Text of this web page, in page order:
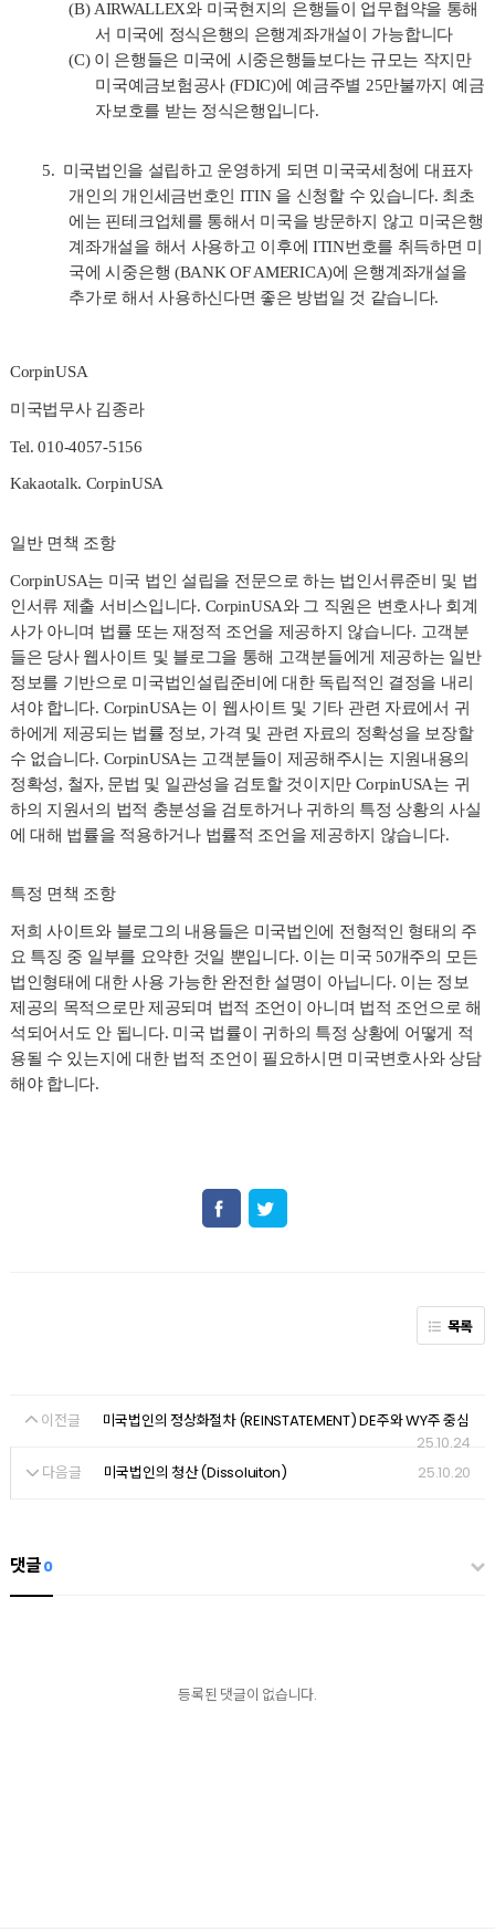
(B) AIRWALLEX와 미국현지의 은행들이 업무협약을 통해
서 미국에 정식은행의 은행계좌개설이 가능합니다
(C) 이 은행들은 미국에 시중은행들보다는 규모는 작지만
미국예금보험공사(FDIC)에 예금주별 25만불까지 예금
자보호를 받는 정식은행입니다.
5. 미국법인을 설립하고 운영하게 되면 미국국세청에 대표자
개인의 개인세금번호인
ITIN 을 신청할 수 있습니다. 최초
에는 핀테크업체를 통해서 미국을 방문하지 않고 미국은행
계좌개설을 해서 사용하고 이후에 ITIN번호를 취득하면 미
국에 시중은행 (BANK OF AMERICA)에 은행계좌개설을
추가로 해서 사용하신다면 좋은 방법일 것 같습니다.
CorpinUSA
미국법무사 김종라
Tel. 010-4057-5156
Kakaotalk. CorpinUSA
일반 면책 조항
CorpinUSA는 미국 법인 설립을 전문으로 하는 법인서류준비 및 법
인서류 제출 서비스입니다. CorpinUSA와 그 직원은 변호사나 회계
사가 아니며 법률 또는 재정적 조언을 제공하지 않습니다. 고객분
들은 당사 웹사이트 및 블로그을 통해 고객분들에게 제공하는 일반
정보를 기반으로 미국법인설립준비에 대한 독립적인 결정을 내리
셔야 합니다. CorpinUSA는 이 웹사이트 및 기타 관련 자료에서 귀
하에게 제공되는 법률 정보, 가격 및 관련 자료의 정확성을 보장할
수 없습니다. CorpinUSA는 고객분들이 제공해주시는 지원내용의
정확성, 철자, 문법 및 일관성을 검토할 것이지만 CorpinUSA는 귀
하의 지원서의 법적 충분성을 검토하거나 귀하의 특정 상황의 사실
에 대해 법률을 적용하거나 법률적 조언을 제공하지 않습니다.
특정 면책 조항
저희 사이트와 블로그의 내용들은 미국법인에 전형적인 형태의 주
요 특징 중 일부를 요약한 것일 뿐입니다. 이는 미국 50개주의 모든
법인형태에 대한 사용 가능한 완전한 설명이 아닙니다. 이는 정보
제공의 목적으로만 제공되며 법적 조언이 아니며 법적 조언으로 해
석되어서도 안 됩니다. 미국 법률이 귀하의 특정 상황에 어떻게 적
용될 수 있는지에 대한 법적 조언이 필요하시면 미국변호사와 상담
해야 합니다.
목록
이전글
미국법인의 정상화절차 (REINSTATEMENT) DE주와 WY주 중심
25.10.24
다음글
미국법인의 청산 (Dissoluiton) 25.10.20
댓글0
등록된 댓글이 없습니다.